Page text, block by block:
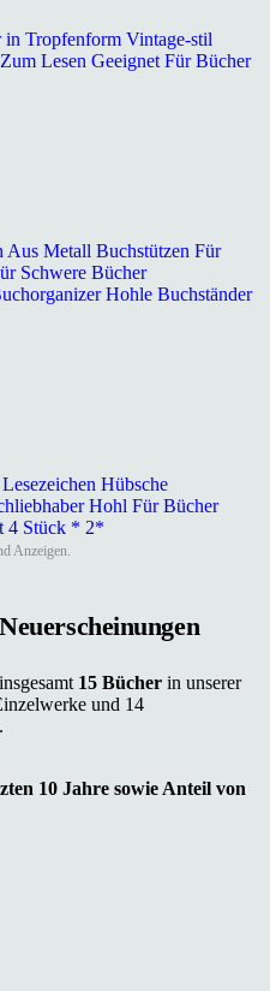
Tropfenform Vintage-stil
Lesen Geeignet Für Bücher
Metall Buchstützen Für
Schwere Bücher
Hohle Buchständer
Hübsche
Hohl Für Bücher
4 Stück * 2*
Anzeigen.
15 Bücher in unserer
und 14
10 Jahre sowie Anteil von